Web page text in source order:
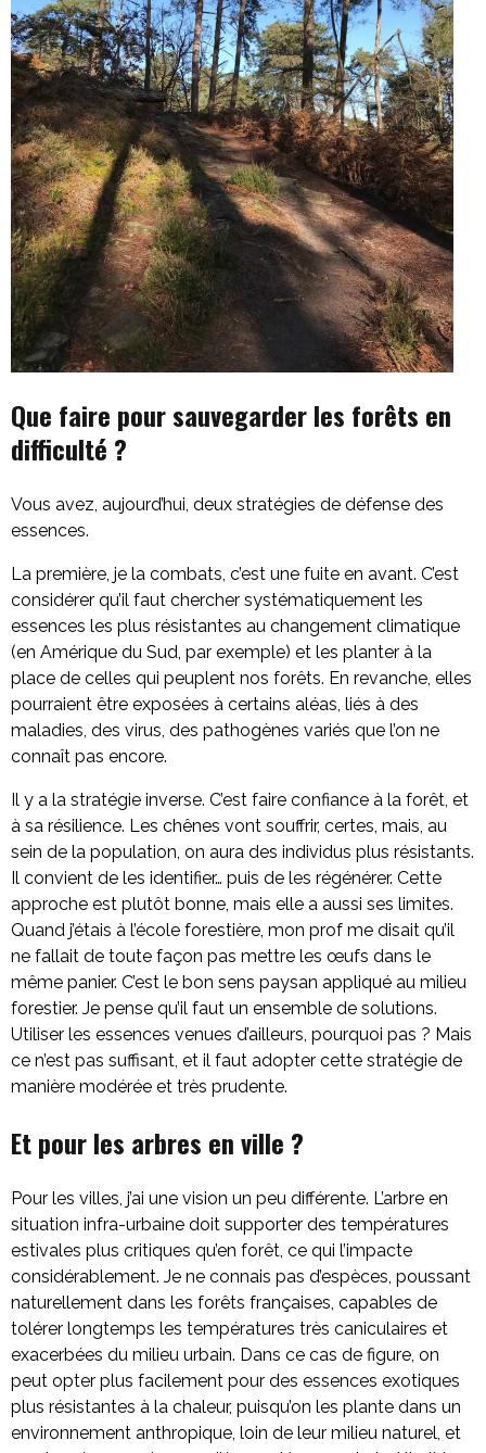
Que faire pour sauvegarder les forêts en
difficulté ?
Vous avez, aujourd’hui, deux stratégies de défense des
essences.
La première, je la combats, c’est une fuite en avant. C’est
considérer qu’il faut chercher systématiquement les
essences les plus résistantes au changement climatique
(en Amérique du Sud, par exemple) et les planter à la
place de celles qui peuplent nos forêts. En revanche, elles
pourraient être exposées à certains aléas, liés à des
maladies, des virus, des pathogènes variés que l’on ne
connaît pas encore.
Il y a la stratégie inverse. C’est faire confiance à la forêt, et
à sa résilience. Les chênes vont souffrir, certes, mais, au
sein de la population, on aura des individus plus résistants.
Il convient de les identifier… puis de les régénérer. Cette
approche est plutôt bonne, mais elle a aussi ses limites.
Quand j’étais à l’école forestière, mon prof me disait qu’il
ne fallait de toute façon pas mettre les œufs dans le
même panier. C’est le bon sens paysan appliqué au milieu
forestier. Je pense qu’il faut un ensemble de solutions.
Utiliser les essences venues d’ailleurs, pourquoi pas ? Mais
ce n’est pas suffisant, et il faut adopter cette stratégie de
manière modérée et très prudente.
Et pour les arbres en ville ?
Pour les villes, j’ai une vision un peu différente. L’arbre en
situation infra-urbaine doit supporter des températures
estivales plus critiques qu’en forêt, ce qui l’impacte
considérablement. Je ne connais pas d’espèces, poussant
naturellement dans les forêts françaises, capables de
tolérer longtemps les températures très caniculaires et
exacerbées du milieu urbain. Dans ce cas de figure, on
peut opter plus facilement pour des essences exotiques
plus résistantes à la chaleur, puisqu’on les plante dans un
environnement anthropique, loin de leur milieu naturel, et